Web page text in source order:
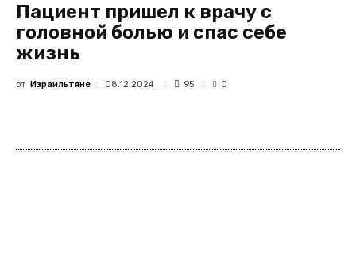
Пациент пришел к врачу с
головной болью и спас себе
жизнь
от Израильтяне 08.12.2024 95 0